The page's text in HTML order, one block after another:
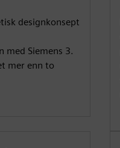
designkonsept
med Siemens 3.
mer enn to